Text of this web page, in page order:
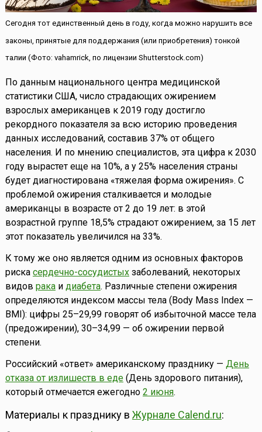
Сегодня тот единственный день в году, когда можно нарушить все
законы, принятые для поддержания (или приобретения) тонкой
талии (Фото: vahamrick, по лицензии Shutterstock.com)
По данным национального центра медицинской
статистики США, число страдающих ожирением
взрослых американцев к 2019 году достигло
рекордного показателя за всю историю проведения
данных исследований, составив 37% от общего
населения. И по мнению специалистов, эта цифра к 2030
году вырастет еще на 10%, а у 25% населения страны
будет диагностирована «тяжелая форма ожирения». С
проблемой ожирения сталкивается и молодые
американцы в возрасте от 2 до 19 лет: в этой
возрастной группе 18,5% страдают ожирением, за 15 лет
этот показатель увеличился на 33%.
К тому же оно является одним из основных факторов
риска сердечно-сосудистыхзаболеваний, некоторых
видов ракаи диабета. Различные степени ожирения
определяются индексом массы тела (Body Mass Index —
BMI): цифры 25–29,99 говорят об избыточной массе тела
(предожирении), 30–34,99 — об ожирении первой
степени.
Российский «ответ» американскому празднику — День
отказа от излишеств в еде(День здорового питания),
который отмечается ежегодно 2 июня.
Материалы к празднику в Журнале Calend.ru: